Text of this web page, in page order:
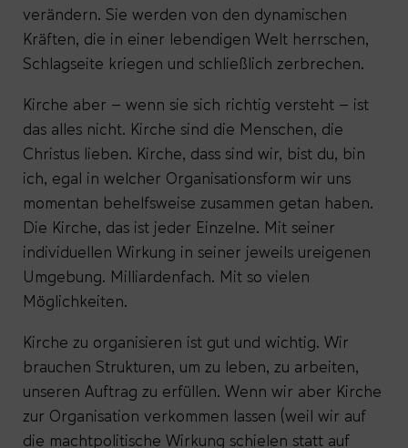
verändern. Sie werden von den dynamischen
Kräften, die in einer lebendigen Welt herrschen,
Schlagseite kriegen und schließlich zerbrechen.
Kirche aber – wenn sie sich richtig versteht – ist
das alles nicht. Kirche sind die Menschen, die
Christus lieben. Kirche, dass sind wir, bist du, bin
ich, egal in welcher Organisationsform wir uns
momentan behelfsweise zusammen getan haben.
Die Kirche, das ist jeder Einzelne. Mit seiner
individuellen Wirkung in seiner jeweils ureigenen
Umgebung. Milliardenfach. Mit so vielen
Möglichkeiten.
Kirche zu organisieren ist gut und wichtig. Wir
brauchen Strukturen, um zu leben, zu arbeiten,
unseren Auftrag zu erfüllen. Wenn wir aber Kirche
zur Organisation verkommen lassen (weil wir auf
die machtpolitische Wirkung schielen statt auf